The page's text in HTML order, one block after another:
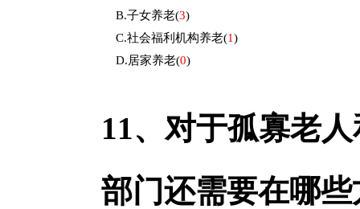
B.子女养老(3)
C.社会福利机构养老(1)
D.居家养老(0)
11、 对于孤寡老
部门还需要在哪